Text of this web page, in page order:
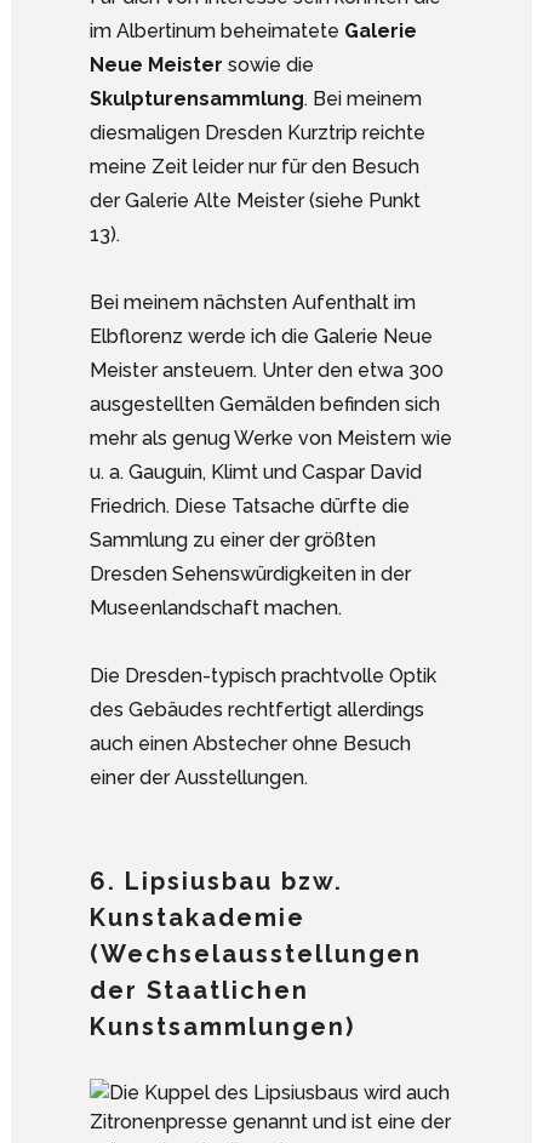
im Albertinum beheimatete Galerie
Neue Meister sowie die
Skulpturensammlung. Bei meinem
diesmaligen Dresden Kurztrip reichte
meine Zeit leider nur für den Besuch
der Galerie Alte Meister (siehe Punkt
13).
Bei meinem nächsten Aufenthalt im
Elbflorenz werde ich die Galerie Neue
Meister ansteuern. Unter den etwa 300
ausgestellten Gemälden befinden sich
mehr als genug Werke von Meistern wie
u. a. Gauguin, Klimt und Caspar David
Friedrich. Diese Tatsache dürfte die
Sammlung zu einer der größten
Dresden Sehenswürdigkeiten in der
Museenlandschaft machen.
Die Dresden-typisch prachtvolle Optik
des Gebäudes rechtfertigt allerdings
auch einen Abstecher ohne Besuch
einer der Ausstellungen.
6. Lipsiusbau bzw.
Kunstakademie
(Wechselausstellungen
der Staatlichen
Kunstsammlungen)